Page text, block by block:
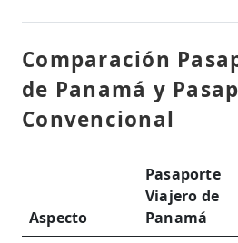
Comparación
de Panamá y
Convencional
Aspecto
Pasaporte
Viajero de
Panamá